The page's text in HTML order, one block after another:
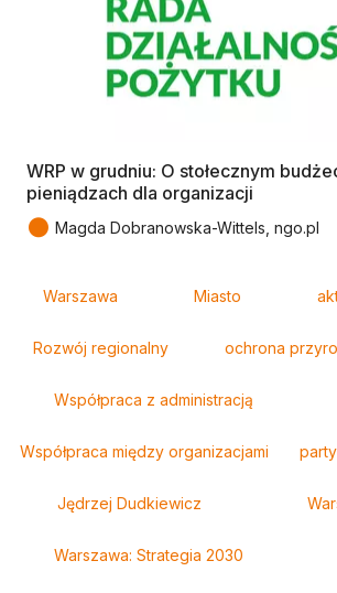
WRP w grudniu: O stołecznym
pieniądzach dla organizacji
● Magda Dobranowska-Wittels, ngo.pl
Warszawa Miasto
Rozwój regionalny ochrona
Współpraca z administracją
Współpraca między organizacjami
Jędrzej Dudkiewicz
Warszawa: Strategia 2030